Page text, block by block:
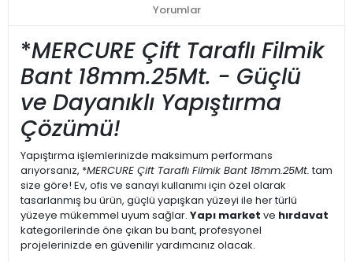
Yorumlar
*MERCURE Çift Taraflı Filmik
Bant 18mm.25Mt. - Güçlü
ve Dayanıklı Yapıştırma
Çözümü!
Yapıştırma işlemlerinizde maksimum performans
arıyorsanız, *MERCURE Çift Taraflı Filmik Bant 18mm.25Mt.tam
size göre! Ev, ofis ve sanayi kullanımı için özel olarak
tasarlanmış bu ürün, güçlü yapışkan yüzeyi ile her türlü
yüzeye mükemmel uyum sağlar. Yapı market ve hırdavat
kategorilerinde öne çıkan bu bant, profesyonel
projelerinizde en güvenilir yardımcınız olacak.